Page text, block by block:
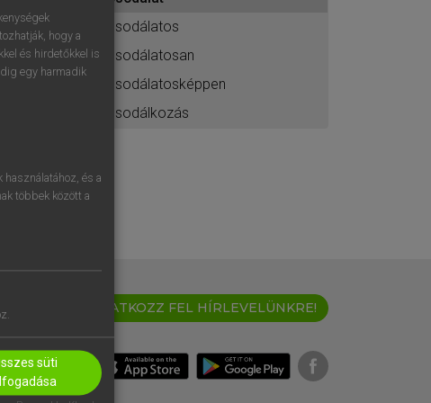
.
csodálatos
csodálatosan
csodálatosképpen
csodálkozás
IRATKOZZ FEL HÍRLEVELÜNKRE!
hogy a
és hirdetőkkel is
egy harmadik
és a
többek között a
süti